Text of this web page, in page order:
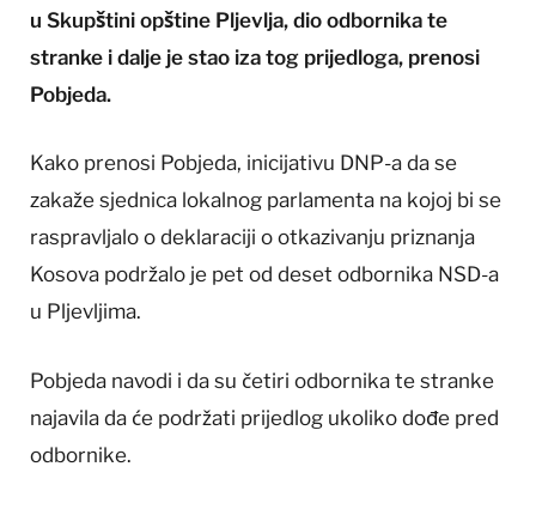
u Skupštini opštine Pljevlja, dio odbornika te
stranke i dalje je stao iza tog prijedloga, prenosi
Pobjeda.
Kako prenosi Pobjeda, inicijativu DNP-a da se
zakaže sjednica lokalnog parlamenta na kojoj bi se
raspravljalo o deklaraciji o otkazivanju priznanja
Kosova podržalo je pet od deset odbornika NSD-a
u Pljevljima.
Pobjeda navodi i da su četiri odbornika te stranke
najavila da će podržati prijedlog ukoliko dođe pred
odbornike.